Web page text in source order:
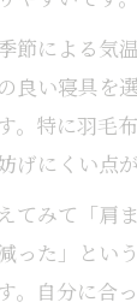
節による気
良い寝具を
。特に羽毛
げにくい点
てみて「肩
った」とい
。自分に合